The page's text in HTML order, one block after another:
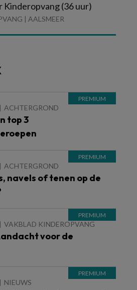
Kinderopvang (36 uur)
| AALSMEER
ACHTERGROND
top 3
ACHTERGROND
navels of tenen op de
VAKBLAD KINDEROPVANG
voor de
NIEUWS